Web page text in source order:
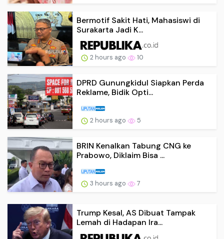
Bermotif Sakit Hati, Mahasiswi di
Surakarta Jadi K...
2 hours ago 10
DPRD Gunungkidul Siapkan Perda
Reklame, Bidik Opti...
2 hours ago 5
BRIN Kenalkan Tabung CNG ke
Prabowo, Diklaim Bisa ...
3 hours ago 7
Trump Kesal, AS Dibuat Tampak
Lemah di Hadapan Ira...